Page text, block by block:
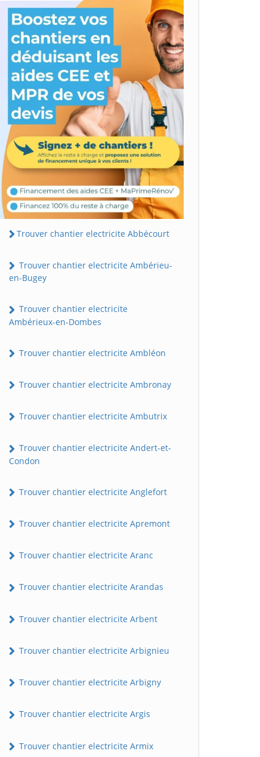
Trouver chantier electricite Abbécourt
Trouver chantier electricite Ambérieu-
en-Bugey
Trouver chantier electricite
Ambérieux-en-Dombes
Trouver chantier electricite Ambléon
Trouver chantier electricite Ambronay
Trouver chantier electricite Ambutrix
Trouver chantier electricite Andert-et-
Condon
Trouver chantier electricite Anglefort
Trouver chantier electricite Apremont
Trouver chantier electricite Aranc
Trouver chantier electricite Arandas
Trouver chantier electricite Arbent
Trouver chantier electricite Arbignieu
Trouver chantier electricite Arbigny
Trouver chantier electricite Argis
Trouver chantier electricite Armix